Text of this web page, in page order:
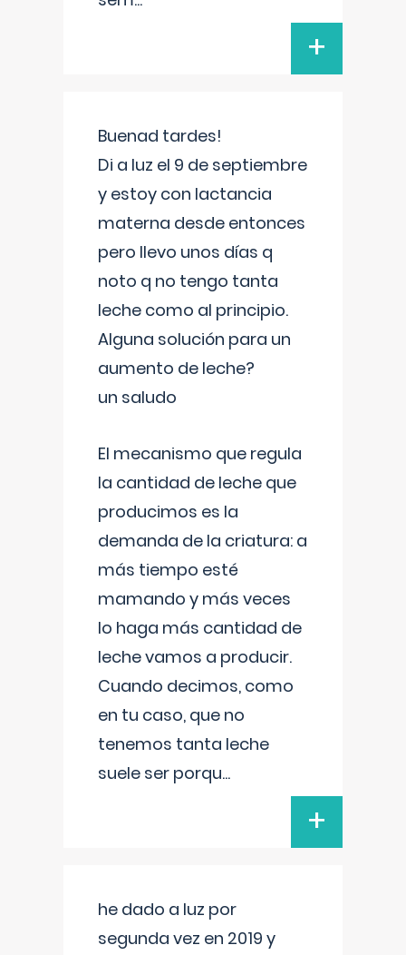
+
Buenad tardes!
Di a luz el 9 de septiembre
y estoy con lactancia
materna desde entonces
pero llevo unos días q
noto q no tengo tanta
leche como al principio.
Alguna solución para un
aumento de leche?
un saludo
El mecanismo que regula
la cantidad de leche que
producimos es la
demanda de la criatura: a
más tiempo esté
mamando y más veces
lo haga más cantidad de
leche vamos a producir.
Cuando decimos, como
en tu caso, que no
tenemos tanta leche
suele ser porqu...
+
he dado a luz por
segunda vez en 2019 y